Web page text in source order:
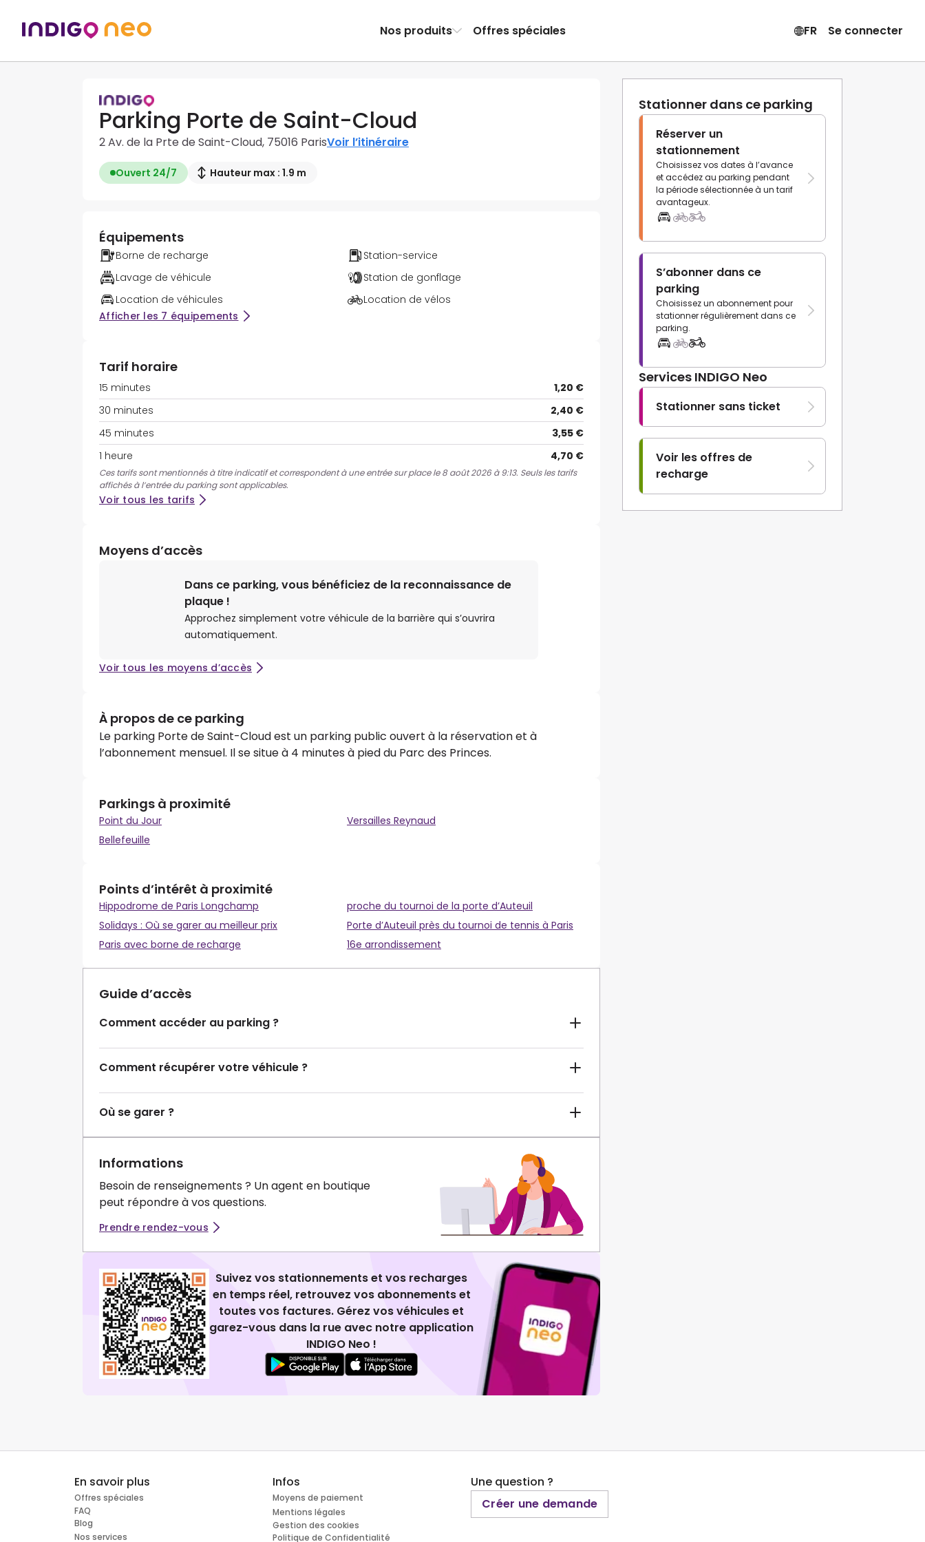
Nos produits Offres spéciales FR Se connecter
Parking Porte de Saint-Cloud
2 Av. de la Prte de Saint-Cloud, 75016 ParisVoir l’itinéraire
Ouvert 24/7 Hauteur max : 1.9 m
Stationner dans ce parking
Réserver un
stationnement
Choisissez vos dates à l’avance
et accédez au parking pendant
la période sélectionnée à un tarif
avantageux.
S’abonner dans ce
parking
Choisissez un abonnement pour
stationner régulièrement dans ce
parking.
Services INDIGO Neo
Stationner sans ticket
Voir les offres de
recharge
Équipements
Borne de recharge
Station-service
Lavage de véhicule
Station de gonflage
Location de véhicules
Location de vélos
Afficher les 7 équipements
Tarif horaire
15 minutes
1,20 €
30 minutes
2,40 €
45 minutes
3,55 €
1 heure
4,70 €
Ces tarifs sont mentionnés à titre indicatif et correspondent à une entrée sur place le 8 août 2026 à 9:13. Seuls les tarifs
affichés à l’entrée du parking sont applicables.
Voir tous les tarifs
Moyens d’accès
Dans ce parking, vous bénéficiez de la reconnaissance de
plaque !
Approchez simplement votre véhicule de la barrière qui s’ouvrira
automatiquement.
Voir tous les moyens d’accès
À propos de ce parking
Le parking Porte de Saint-Cloud est un parking public ouvert à la réservation et à
l’abonnement mensuel. Il se situe à 4 minutes à pied du Parc des Princes.
Parkings à proximité
Point du Jour
Versailles Reynaud
Bellefeuille
Points d’intérêt à proximité
Hippodrome de Paris Longchamp
proche du tournoi de la porte d’Auteuil
Solidays : Où se garer au meilleur prix
Porte d’Auteuil près du tournoi de tennis à Paris
Paris avec borne de recharge
16e arrondissement
Guide d’accès
Comment accéder au parking ?
Comment récupérer votre véhicule ?
Où se garer ?
Informations
Besoin de renseignements ? Un agent en boutique
peut répondre à vos questions.
Prendre rendez-vous
Suivez vos stationnements et vos recharges
en temps réel, retrouvez vos abonnements et
toutes vos factures. Gérez vos véhicules et
garez-vous dans la rue avec notre application
INDIGO Neo !
En savoir plus
Offres spéciales
FAQ
Blog
Nos services
Infos
Moyens de paiement
Mentions légales
Gestion des cookies
Politique de Confidentialité
Une question ?
Créer une demande